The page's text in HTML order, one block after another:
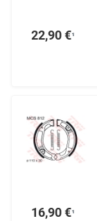
22,90 €¹
16,90 €¹